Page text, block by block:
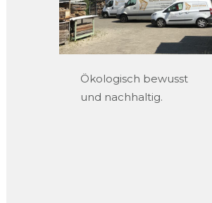
Ökologisch bewusst
und nachhaltig.